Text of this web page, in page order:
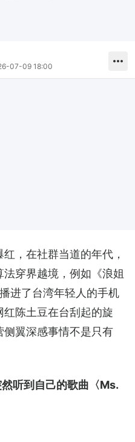
07-09 18:00
，在社群当道的年代，
穿界越境，例如《浪姐
进了台湾年轻人的手机
陈土豆在台刮起的旋
侧翼深感事情不是只有
听到自己的歌曲〈Ms.